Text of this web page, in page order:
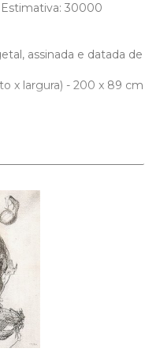
Estimativa: 30000
assinada e datada de
x largura) - 200 x 89 cm